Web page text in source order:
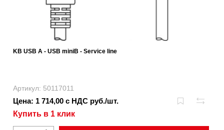
KB USB A - USB miniB - Service line
Артикул: 50117011
Цена: 1 714,00 с НДС руб./шт.
Купить в 1 клик